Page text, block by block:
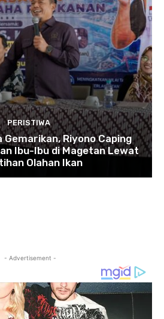
PERISTIWA
Gemarikan, Riyono Caping
Ibu-Ibu di Magetan Lewat
Olahan Ikan
- Advertisement -